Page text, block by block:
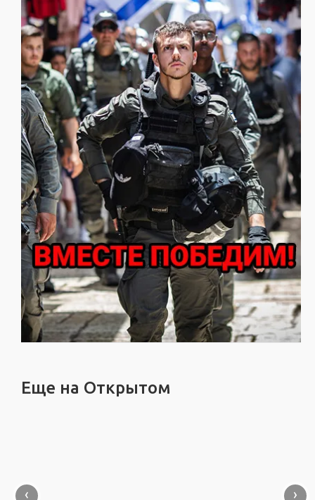
Еще на Открытом
‹ ›